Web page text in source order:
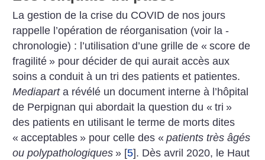
La gestion de la crise du COVID de nos jours
rappelle l’opération de réorganisation (voir la ­
chronologie) : l’utilisation d’une grille de « score de
fragilité » pour décider de qui aurait accès aux
soins a conduit à un tri des patients et patientes.
Mediaparta révélé un document interne à l’hôpital
de Perpignan qui abordait la question du « tri »
des patients en utilisant le terme de morts dites
« acceptables » pour celle des « patients très âgés
ou polypathologiques » [5]. Dès avril 2020, le Haut